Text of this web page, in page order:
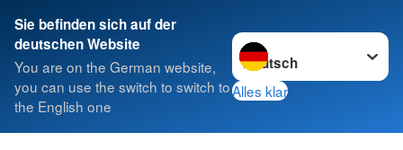
Sie befinden sich auf der
deutschen Website
You are on the German website,
you can use the switch to switch to
the English one
Sprache wechseln zu
Alles klar